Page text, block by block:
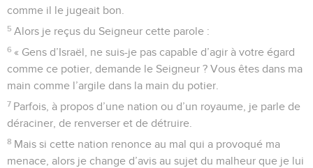
comme il le jugeait bon.
5 Alors je reçus du Seigneur cette parole :
6 « Gens d’Israël, ne suis-je pas capable d’agir à votre égard
comme ce potier, demande le Seigneur ? Vous êtes dans ma
main comme l’argile dans la main du potier.
7 Parfois, à propos d’une nation ou d’un royaume, je parle de
déraciner, de renverser et de détruire.
8 Mais si cette nation renonce au mal qui a provoqué ma
menace, alors je change d’avis au sujet du malheur que je lui